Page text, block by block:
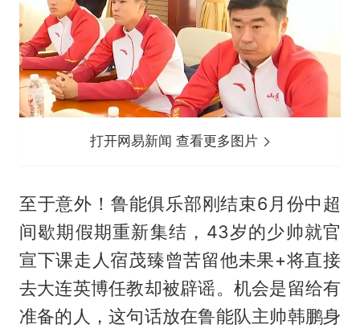
打开网易新闻 查看更多图片
至于意外！鲁能俱乐部刚结束6月份中超
间歇期假期重新集结，43岁的少帅就官
宣下课走人宿茂臻曾苦留他未果+将直接
去大连英博任教却被辟谣。机会是留给有
准备的人，这句话放在鲁能队主帅韩鹏身